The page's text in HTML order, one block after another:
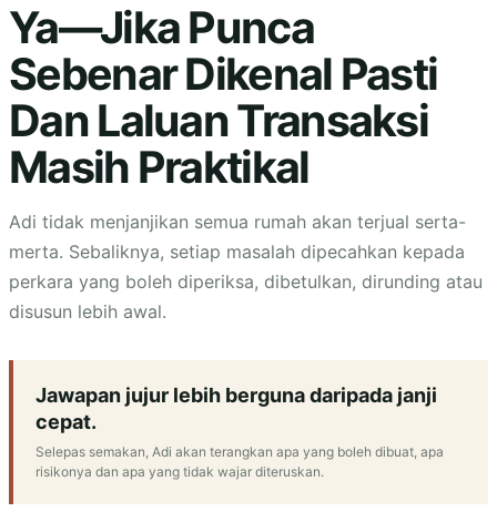
Ya—Jika Punca
Sebenar Dikenal Pasti
Dan Laluan Transaksi
Masih Praktikal
Adi tidak menjanjikan semua rumah akan terjual serta-
merta. Sebaliknya, setiap masalah dipecahkan kepada
perkara yang boleh diperiksa, dibetulkan, dirunding atau
disusun lebih awal.
Jawapan jujur lebih berguna daripada janji
cepat.
Selepas semakan, Adi akan terangkan apa yang boleh dibuat, apa
risikonya dan apa yang tidak wajar diteruskan.